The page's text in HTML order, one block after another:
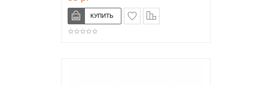
в закладки